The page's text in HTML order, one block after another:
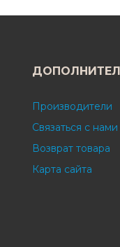
Производители
Связаться с нами
Возврат товара
Карта сайта